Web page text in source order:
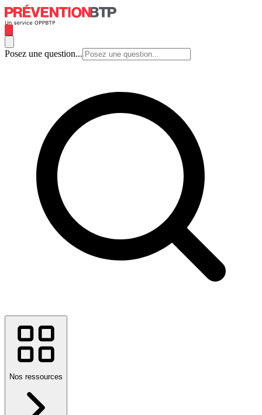
Posez une question...
Nos ressources